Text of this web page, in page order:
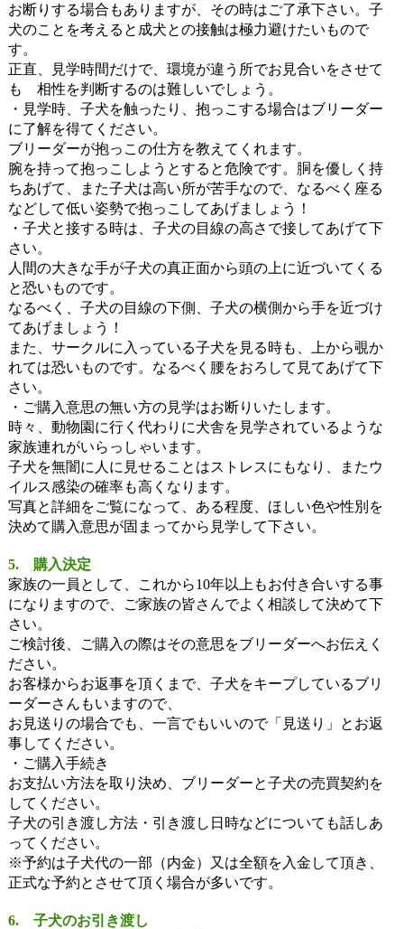
お断りする場合もありますが、その時はご了承下さい。子
犬のことを考えると成犬との接触は極力避けたいもので
す。
正直、見学時間だけで、環境が違う所でお見合いをさせて
も 相性を判断するのは難しいでしょう。
・見学時、子犬を触ったり、抱っこする場合はブリーダー
に了解を得てください。
ブリーダーが抱っこの仕方を教えてくれます。
腕を持って抱っこしようとすると危険です。胴を優しく持
ちあげて、また子犬は高い所が苦手なので、なるべく座る
などして低い姿勢で抱っこしてあげましょう！
・子犬と接する時は、子犬の目線の高さで接してあげて下
さい。
人間の大きな手が子犬の真正面から頭の上に近づいてくる
と恐いものです。
なるべく、子犬の目線の下側、子犬の横側から手を近づけ
てあげましょう！
また、サークルに入っている子犬を見る時も、上から覗か
れては恐いものです。なるべく腰をおろして見てあげて下
さい。
・ご購入意思の無い方の見学はお断りいたします。
時々、動物園に行く代わりに犬舎を見学されているような
家族連れがいらっしゃいます。
子犬を無闇に人に見せることはストレスにもなり、またウ
イルス感染の確率も高くなります。
写真と詳細をご覧になって、ある程度、ほしい色や性別を
決めて購入意思が固まってから見学して下さい。
5. 購入決定
家族の一員として、これから10年以上もお付き合いする事
になりますので、ご家族の皆さんでよく相談して決めて下
さい。
ご検討後、ご購入の際はその意思をブリーダーへお伝えく
ださい。
お客様からお返事を頂くまで、子犬をキープしているブリ
ーダーさんもいますので、
お見送りの場合でも、一言でもいいので「見送り」とお返
事してください。
・ご購入手続き
お支払い方法を取り決め、ブリーダーと子犬の売買契約を
してください。
子犬の引き渡し方法・引き渡し日時などについても話しあ
ってください。
※予約は子犬代の一部（内金）又は全額を入金して頂き、
正式な予約とさせて頂く場合が多いです。
6. 子犬のお引き渡し